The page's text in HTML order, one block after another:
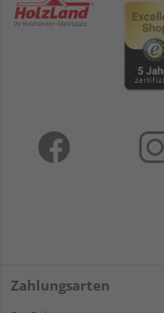
Zahlungsarten